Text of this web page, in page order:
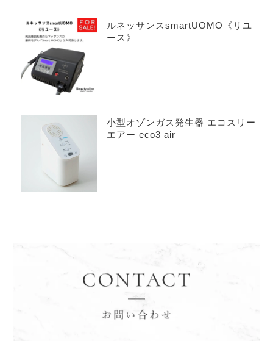
ルネッサンスsmartUOMO《リユ
ース》
小型オゾンガス発生器 エコスリー
エアー eco3 air